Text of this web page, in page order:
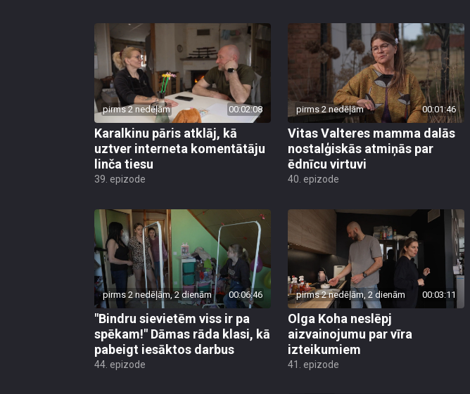
pirms 2 nedēļām 00:02:08
Karalkinu pāris atklāj, kā
uztver interneta komentātāju
linča tiesu
39. epizode
pirms 2 nedēļām 00:01:46
Vitas Valteres mamma dalās
nostalģiskās atmiņās par
ēdnīcu virtuvi
40. epizode
pirms 2 nedēļām, 2 dienām 00:06:46
"Bindru sievietēm viss ir pa
spēkam!" Dāmas rāda klasi, kā
pabeigt iesāktos darbus
44. epizode
pirms 2 nedēļām, 2 dienām 00:03:11
Olga Koha neslēpj
aizvainojumu par vīra
izteikumiem
41. epizode